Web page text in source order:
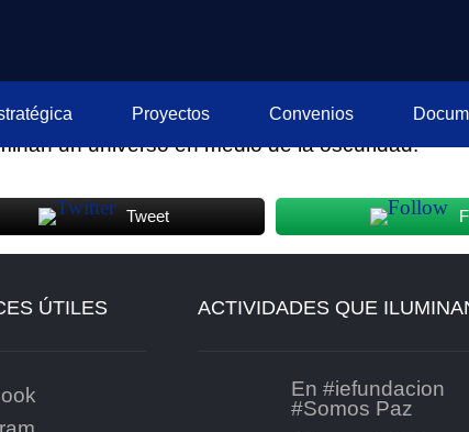
Proyectos Convenios
un universo en medio de la oscuridad.
Tweet
ÚTILES ACTIVIDADES QUE
En #iefundacion
#Somos Paz